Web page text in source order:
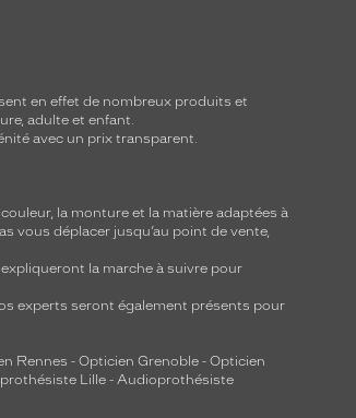
en effet de nombreux produits et
adulte et enfant.
avec un prix transparent.
la monture et la matière adaptées à
vous déplacer jusqu’au point de vente,
la marche à suivre pour
experts seront également présents pour
Rennes - Opticien Grenoble - Opticien
Lille - Audioprothésiste